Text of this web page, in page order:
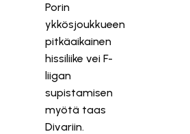
Porin
ykkösjoukkueen
pitkäaikainen
hissiliike vei F-
liigan
supistamisen
myötä taas
Divariin.